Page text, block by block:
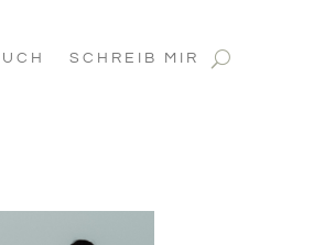
SCHREIB MIR